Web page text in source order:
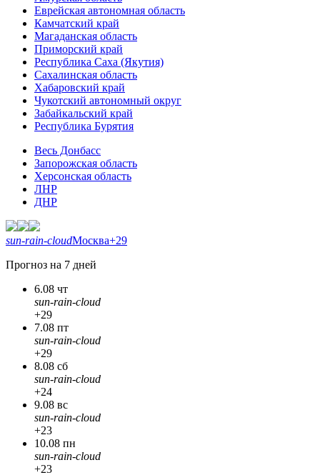
Еврейская автономная область
Камчатский край
Магаданская область
Приморский край
Республика Саха (Якутия)
Сахалинская область
Хабаровский край
Чукотский автономный округ
Забайкальский край
Республика Бурятия
Весь Донбасс
Запорожская область
Херсонская область
ЛНР
ДНР
sun-rain-cloudМосква+29
Прогноз на 7 дней
6.08 чт
sun-rain-cloud
+29
7.08 пт
sun-rain-cloud
+29
8.08 сб
sun-rain-cloud
+24
9.08 вс
sun-rain-cloud
+23
10.08 пн
sun-rain-cloud
+23